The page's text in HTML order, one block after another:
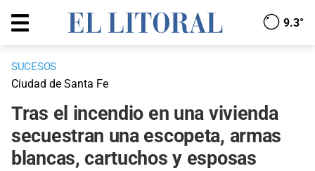
9.3°
SUCESOS
Ciudad de Santa Fe
Tras el incendio en una vivienda
secuestran una escopeta, armas
blancas, cartuchos y esposas